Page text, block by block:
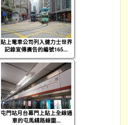
貼上電車公司列入健力士世界
記錄宣傳廣告的編號165...
屯門站月台幕門上貼上全線通
車的屯馬綫路線圖...